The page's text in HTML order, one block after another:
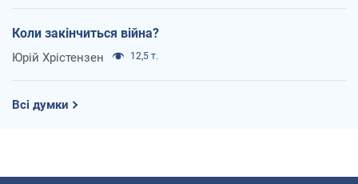
Коли закінчиться війна?
Юрій Хрістензен 12,5 т.
Всі думки